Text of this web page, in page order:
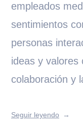
empleados
sentimientos
personas
ideas y valores
colaboración y
Seguir leyendo